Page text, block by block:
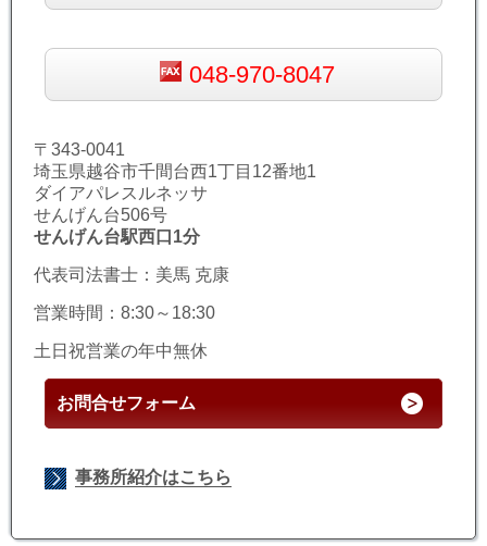
048-970-8047
〒343-0041
埼玉県越谷市千間台西1丁目12番地1
ダイアパレスルネッサ
せんげん台506号
せんげん台駅西口1分
代表司法書士：美馬 克康
営業時間：8:30～18:30
土日祝営業の年中無休
お問合せフォーム
事務所紹介はこちら